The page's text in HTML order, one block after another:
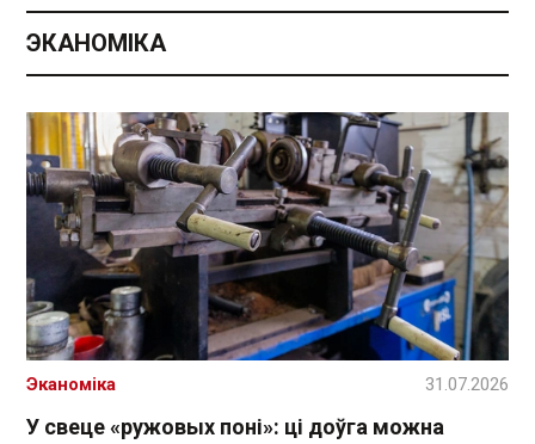
ЭКАНОМІКА
У свеце «ружовых поні»: ці доўга можна
Эканоміка 31.07.2026